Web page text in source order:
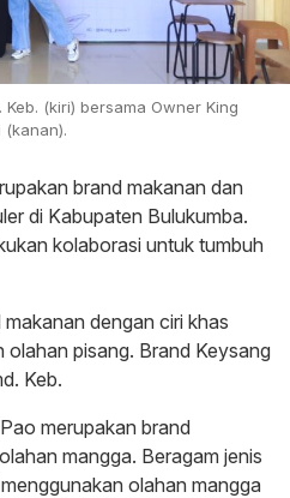
(kiri) bersama Owner King
(kanan).
brand makanan dan
di Kabupaten Bulukumba.
kolaborasi untuk tumbuh
dengan ciri khas
pisang. Brand Keysang
Keb.
merupakan brand
mangga. Beragam jenis
olahan mangga